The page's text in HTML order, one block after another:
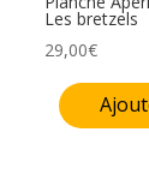
Les bretzels
29,00€